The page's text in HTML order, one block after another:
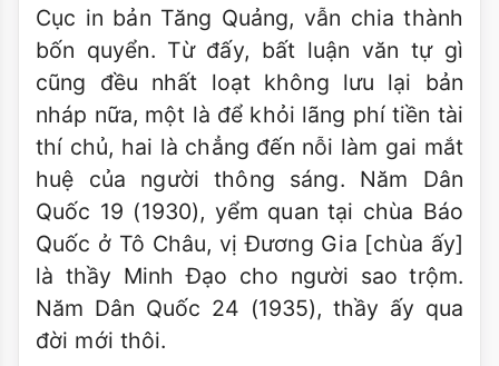
Cục in bản Tăng Quảng, vẫn chia thành
bốn quyển. Từ đấy, bất luận văn tự gì
cũng đều nhất loạt không lưu lại bản
nháp nữa, một là để khỏi lãng phí tiền tài
thí chủ, hai là chẳng đến nỗi làm gai mắt
huệ của người thông sáng. Năm Dân
Quốc 19 (1930), yểm quan tại chùa Báo
Quốc ở Tô Châu, vị Đương Gia [chùa ấy]
là thầy Minh Đạo cho người sao trộm.
Năm Dân Quốc 24 (1935), thầy ấy qua
đời mới thôi.